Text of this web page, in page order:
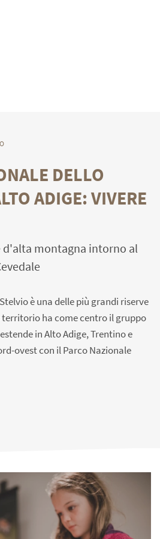
DELLO
ADIGE: VIVERE
d'alta montagna intorno al
è una delle più grandi riserve
ha come centro il gruppo
in Alto Adige, Trentino e
ovest con il Parco Nazionale
è accessibile tutto il giorno.
una grande varietà di animali e
altitudini, attraverso prati e
paesaggi solitari e tranquilli,
sole e animati dai fischi delle